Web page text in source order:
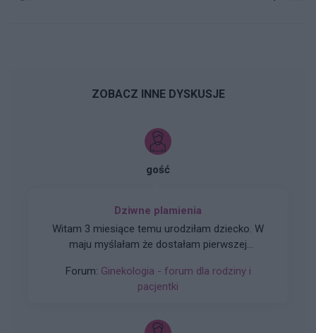
ZOBACZ INNE DYSKUSJE
gość
Dziwne plamienia
Witam 3 miesiące temu urodziłam dziecko. W
maju myślałam że dostałam pierwszej
typowe jak na okres. Przypominało to bardziej
takie plamienie i to nie żywą różową Kris ze
dnia był a na drugi dzień było czysto. I robi się
Forum: Ginekologia - forum dla rodziny i
pacjentki